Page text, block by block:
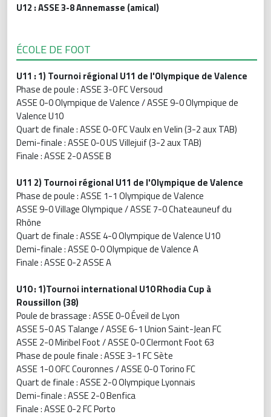
U12 : ASSE 3-8 Annemasse (amical)
ÉCOLE DE FOOT
U11 : 1) Tournoi régional U11 de l'Olympique de Valence
Phase de poule : ASSE 3-0 FC Versoud
ASSE 0-0 Olympique de Valence / ASSE 9-0 Olympique de
Valence U10
Quart de finale : ASSE 0-0 FC Vaulx en Velin (3-2 aux TAB)
Demi-finale : ASSE 0-0 US Villejuif (3-2 aux TAB)
Finale : ASSE 2-0 ASSE B
U11 2) Tournoi régional U11 de l'Olympique de Valence
Phase de poule : ASSE 1-1 Olympique de Valence
ASSE 9-0 Village Olympique / ASSE 7-0 Chateauneuf du
Rhône
Quart de finale : ASSE 4-0 Olympique de Valence U10
Demi-finale : ASSE 0-0 Olympique de Valence A
Finale : ASSE 0-2 ASSE A
U10 : 1)Tournoi international U10 Rhodia Cup à
Roussillon (38)
Poule de brassage : ASSE 0-0 Éveil de Lyon
ASSE 5-0 AS Talange / ASSE 6-1 Union Saint-Jean FC
ASSE 2-0 Miribel Foot / ASSE 0-0 Clermont Foot 63
Phase de poule finale : ASSE 3-1 FC Sète
ASSE 1-0 OFC Couronnes / ASSE 0-0 Torino FC
Quart de finale : ASSE 2-0 Olympique Lyonnais
Demi-finale : ASSE 2-0 Benfica
Finale : ASSE 0-2 FC Porto